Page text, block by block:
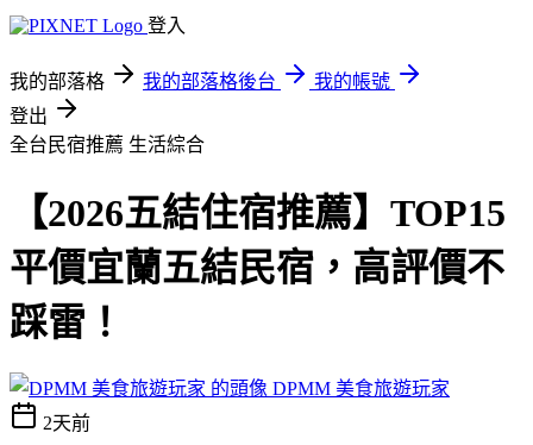
登入
我的部落格 我的部落格後台
我的帳號
登出
全台民宿推薦 生活綜合
【2026五結住宿推薦】TOP15
平價宜蘭五結民宿，高評價不
踩雷！
DPMM 美食旅遊玩家
2天前